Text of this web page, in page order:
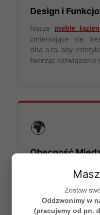
Design i
Nasze meble
zmieniające się
dba o to, aby
tworząc rozwiązania
🌍
Obecność
Jesteśmy obecni
ISH we
tam czerpiemy
jakość szerokiemu
Zostaw
Oddzwonimy w
(pracujemy od pn.